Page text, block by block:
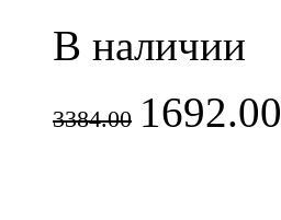
В наличии
3384.00 1692.00